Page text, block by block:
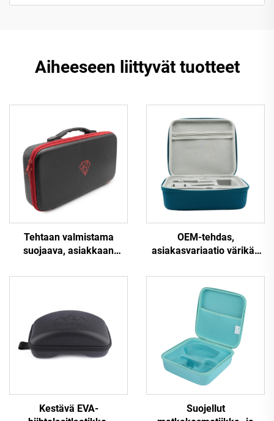
Aiheeseen liittyvät tuotteet
Tehtaan valmistama
suojaava, asiakkaan
EVA-kotelo, kannettava
OEM-tehdas,
asiakasvariaatio värikäs
PU/EVA-kirurgisten
laitteiden laatikko
Kestävä EVA-
Suojellut